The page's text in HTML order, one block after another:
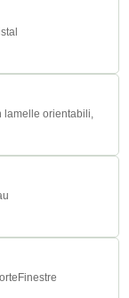
lamelle orientabili,